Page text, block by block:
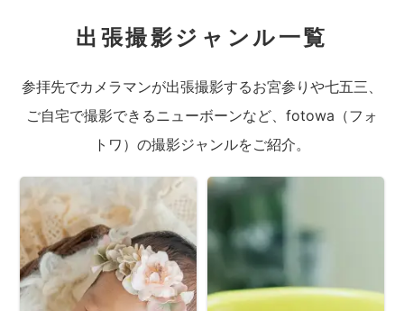
出張撮影ジャンル一覧
参拝先でカメラマンが出張撮影するお宮参りや七五三、
ご自宅で撮影できるニューボーンなど、fotowa（フォ
トワ）の撮影ジャンルをご紹介。